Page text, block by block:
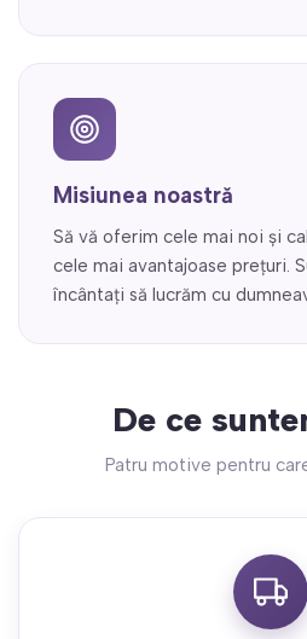
Misiunea noastră
Să vă oferim cele mai noi și
cele mai avantajoase prețuri.
încântați să lucrăm cu
De ce
Patru motive pentru